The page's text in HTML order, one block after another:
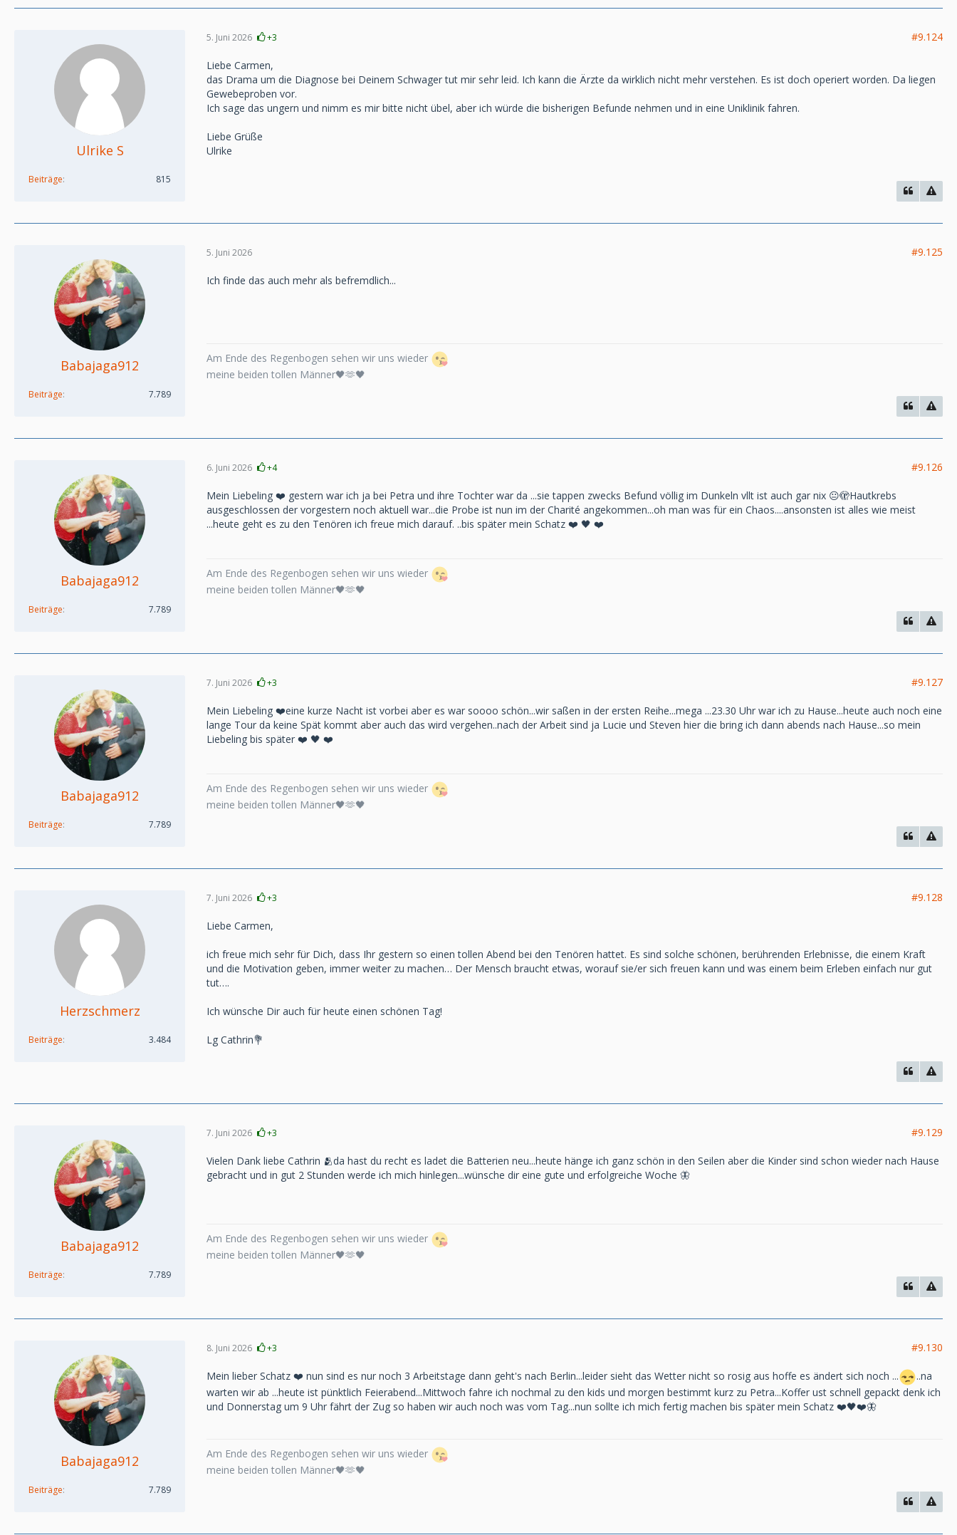
Ulrike S
Beiträge 815
5. Juni 2026 +3 #9.124
Liebe Carmen,
das Drama um die Diagnose bei Deinem Schwager tut mir sehr leid. Ich kann die Ärzte da wirklich nicht mehr verstehen. Es ist doch operiert worden. Da liegen
Gewebeproben vor.
Ich sage das ungern und nimm es mir bitte nicht übel, aber ich würde die bisherigen Befunde nehmen und in eine Uniklinik fahren.
Liebe Grüße
Ulrike
Babajaga912
Beiträge 7.789
5. Juni 2026 #9.125
Ich finde das auch mehr als befremdlich...
Am Ende des Regenbogen sehen wir uns wieder
meine beiden tollen Männer🖤🫶🖤
Babajaga912
Beiträge 7.789
6. Juni 2026 +4 #9.126
Mein Liebeling ❤️ gestern war ich ja bei Petra und ihre Tochter war da ...sie tappen zwecks Befund völlig im Dunkeln vllt ist auch gar nix 😐🫣Hautkrebs
ausgeschlossen der vorgestern noch aktuell war...die Probe ist nun im der Charité angekommen...oh man was für ein Chaos....ansonsten ist alles wie meist
...heute geht es zu den Tenören ich freue mich darauf. ..bis später mein Schatz ❤️ 🖤 ❤️
Am Ende des Regenbogen sehen wir uns wieder
meine beiden tollen Männer🖤🫶🖤
Babajaga912
Beiträge 7.789
7. Juni 2026 +3 #9.127
Mein Liebeling ❤️eine kurze Nacht ist vorbei aber es war soooo schön...wir saßen in der ersten Reihe...mega ...23.30 Uhr war ich zu Hause...heute auch noch eine
lange Tour da keine Spät kommt aber auch das wird vergehen..nach der Arbeit sind ja Lucie und Steven hier die bring ich dann abends nach Hause...so mein
Liebeling bis später ❤️ 🖤 ❤️
Am Ende des Regenbogen sehen wir uns wieder
meine beiden tollen Männer🖤🫶🖤
Herzschmerz
Beiträge 3.484
7. Juni 2026 +3 #9.128
Liebe Carmen,
ich freue mich sehr für Dich, dass Ihr gestern so einen tollen Abend bei den Tenören hattet. Es sind solche schönen, berührenden Erlebnisse, die einem Kraft
und die Motivation geben, immer weiter zu machen… Der Mensch braucht etwas, worauf sie/er sich freuen kann und was einem beim Erleben einfach nur gut
tut….
Ich wünsche Dir auch für heute einen schönen Tag!
Lg Cathrin💐
Babajaga912
Beiträge 7.789
7. Juni 2026 +3 #9.129
Vielen Dank liebe Cathrin 🫂da hast du recht es ladet die Batterien neu...heute hänge ich ganz schön in den Seilen aber die Kinder sind schon wieder nach Hause
gebracht und in gut 2 Stunden werde ich mich hinlegen...wünsche dir eine gute und erfolgreiche Woche 🦋
Am Ende des Regenbogen sehen wir uns wieder
meine beiden tollen Männer🖤🫶🖤
Babajaga912
Beiträge 7.789
8. Juni 2026 +3 #9.130
Mein lieber Schatz ❤️ nun sind es nur noch 3 Arbeitstage dann geht's nach Berlin...leider sieht das Wetter nicht so rosig aus hoffe es ändert sich noch ...
..na
warten wir ab ...heute ist pünktlich Feierabend...Mittwoch fahre ich nochmal zu den kids und morgen bestimmt kurz zu Petra...Koffer ust schnell gepackt denk ich
und Donnerstag um 9 Uhr fährt der Zug so haben wir auch noch was vom Tag...nun sollte ich mich fertig machen bis später mein Schatz ❤️🖤❤️🦋
Am Ende des Regenbogen sehen wir uns wieder
meine beiden tollen Männer🖤🫶🖤